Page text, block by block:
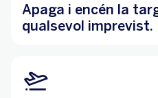
Apaga i encén la
qualsevol imprevist.